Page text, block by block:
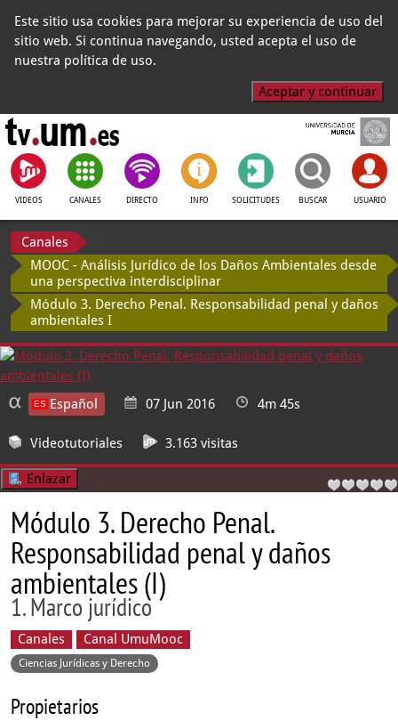
Este sitio usa cookies para mejorar su experiencia de uso del
sitio web. Si continua navegando, usted acepta el uso de
nuestra política de uso.
Aceptar y continuar
VIDEOS CANALES DIRECTO INFO SOLICITUDES BUSCAR USUARIO
Canales
MOOC - Análisis Jurídico de los Daños Ambientales desde
una perspectiva interdisciplinar
Módulo 3. Derecho Penal. Responsabilidad penal y daños
ambientales I
Español 07 Jun 2016 4m 45s
Videotutoriales 3.163 visitas
Enlazar
Módulo 3. Derecho Penal.
Responsabilidad penal y daños
ambientales (I)
1. Marco jurídico
Canales Canal UmuMooc
Ciencias Jurídicas y Derecho
Propietarios